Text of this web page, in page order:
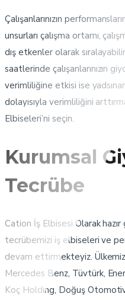
Çalışanlarınızın
unsurları çalışma ortamı,
dış etkenler olarak
saatlerinde çalışanlarınızın
verimliliğine etkisi ise
dolayısıyla verimliliğini
Elbiseleri’ni seçin.
Kurumsal
Tecrübe
Cation İş Elbisesi Olarak
tecrübemizi iş elbiseleri ve
devam ettirmekteyiz.
Mercedes Benz, Tüvtürk,
Koç Holding, Doğuş